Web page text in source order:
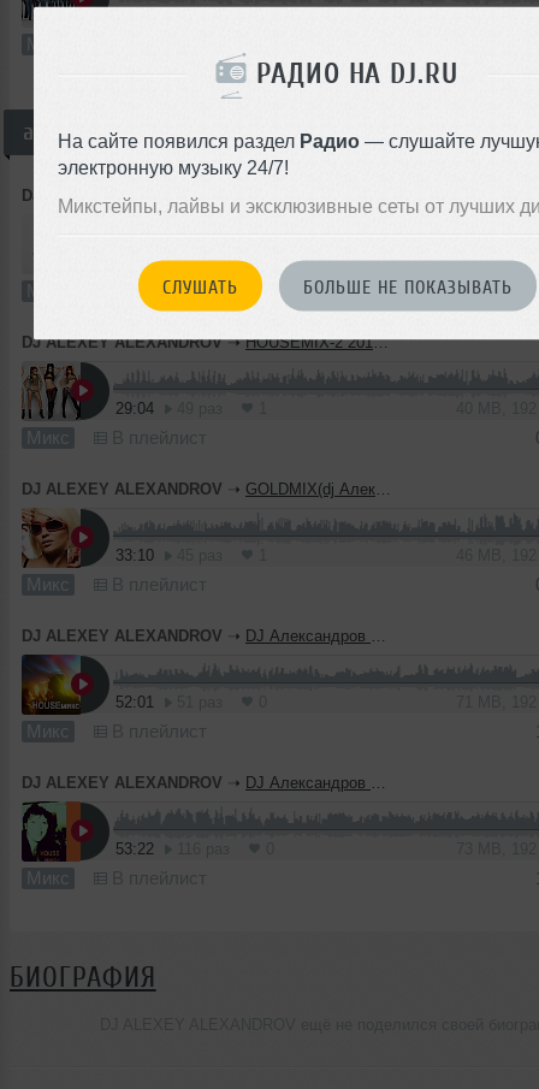
РАДИО НА DJ.RU
На сайте появился раздел Радио — слушайте
электронную музыку 24/7!
Микстейпы, лайвы и эксклюзивные сеты от лучших
СЛУШАТЬ БОЛЬШЕ НЕ ПОКАЗЫВАТЬ
Микс
ae музыка
DJ ALEXEY ALEXANDROV
29:58 61 раз 27 MB,
Микс В плейлист
DJ ALEXEY ALEXANDROV ➝HOUSEMIX-2 2015(DJ Алексей Александров микс)
29:04
Микс В плейлист
DJ ALEXEY ALEXANDROV ➝ GOLDMIX(dj Алексей Александров)
33:10
Микс В плейлист
DJ ALEXEY ALEXANDROV ➝ DJ Александров HOUSE микс-2
52:01
Микс В плейлист
DJ ALEXEY ALEXANDROV ➝ DJ Александров HOUSE микс-1
53:22
Микс В плейлист
БИОГРАФИЯ